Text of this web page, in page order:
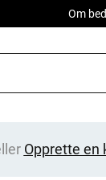
Om
Opprette en